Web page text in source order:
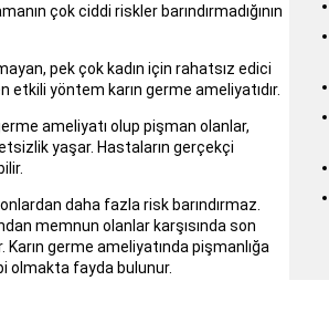
çok ciddi riskler barındırmadığının
pek çok kadın için rahatsız edici
yöntem karın germe ameliyatıdır.
ameliyatı olup pişman olanlar,
yaşar. Hastaların gerçekçi
daha fazla risk barındırmaz.
memnun olanlar karşısında son
germe ameliyatında pişmanlığa
olmakta fayda bulunur.